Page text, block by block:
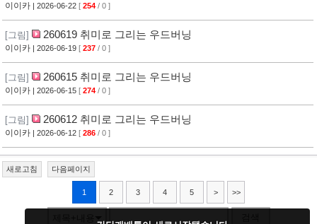
이이카 | 2026-06-22 [ 254 / 0 ]
[그림] 260619 취미로 그리는 우드버닝
이이카 | 2026-06-19 [ 237 / 0 ]
[그림] 260615 취미로 그리는 우드버닝
이이카 | 2026-06-15 [ 274 / 0 ]
[그림] 260612 취미로 그리는 우드버닝
이이카 | 2026-06-12 [ 286 / 0 ]
새로고침 다음페이지
1 2 3 4 5 > >>